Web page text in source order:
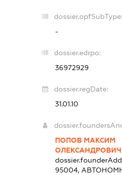
dossier.opfSubType:
-
dossier.edrpo:
36972929
dossier.regDate:
31.01.10
ПОПОВ МАКСИМ
ОЛЕКСАНДРОВИЧ
95004,